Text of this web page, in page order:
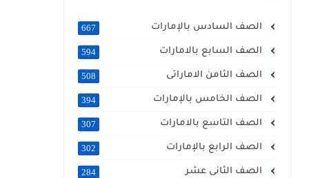
الصف السادس بالإمارات 667
الصف السابع بالامارات 594
الصف الثامن الاماراتى 508
الصف الخامس بالإمارات 394
الصف التاسع بالامارات 307
الصف الرابع بالإمارات 302
الصف الثانى عشر 284